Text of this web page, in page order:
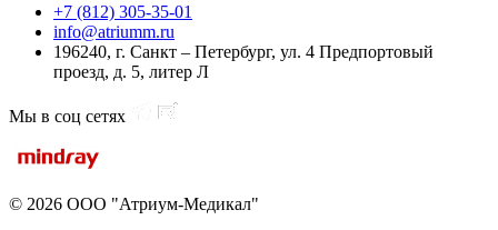
+7 (812) 305-35-01
info@atriumm.ru
196240, г. Санкт – Петербург, ул. 4 Предпортовый
проезд, д. 5, литер Л
Мы в соц сетях
© 2026 ООО "Атриум-Медикал"